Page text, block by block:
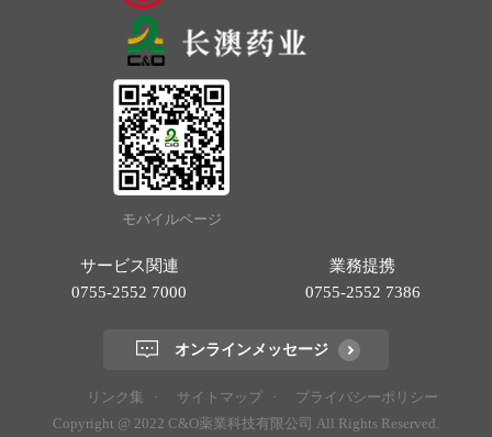
モバイルページ
サービス関連
0755-2552 7000
業務提携
0755-2552 7386
オンラインメッセージ
リンク集 サイトマップ
プライバシーポリシー
Copyright @ 2022 C&O薬業科技有限公司 All Rights Reserved.